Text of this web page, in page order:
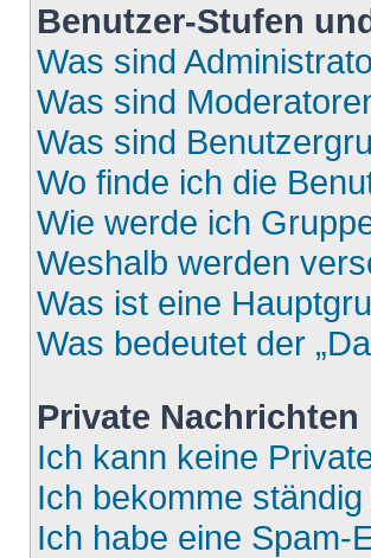
Benutzer-Stufen
Was sind
Was sind
Was sind
Wo finde ich die
Wie werde ich
Weshalb werden
Was ist eine
Was bedeutet der
Private Nachrichten
Ich kann keine
Ich bekomme
Ich habe eine Spam-